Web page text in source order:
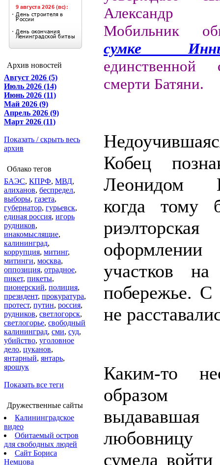
Архив новостей
Август 2026 (5)
Июль 2026 (14)
Июнь 2026 (11)
Май 2026 (9)
Апрель 2026 (9)
Март 2026 (11)
Показать / скрыть весь
архив
Облако тегов
БАЭС, КПРФ, МВД,
алиханов, беспредел,
выборы, газета,
губернатор, гурьевск,
единая россия, игорь
рудников,
инакомыслящие,
калининград,
коррупция, митинг,
митинги, москва,
оппозиция, отрадное,
пикет, пикеты,
пионерский, полиция,
президент, прокуратура,
протест, путин, россия,
рудников, светлогорск,
светлогорье, свободный
калининград, сми, суд,
убийство, уголовное
дело, цуканов,
янтарный, янтарь,
ярошук
Показать все теги
Дружественные сайты
Калининградское
видео
Обитаемый остров
для свободных людей
Сайт Бориса
Немцова
Александр
Мобильник
сумке
единственной
смерти Батяни.
Кобец
Леонидом
когда тому
участков на
побережье. С
не
Каким-то
любовницу
сумела